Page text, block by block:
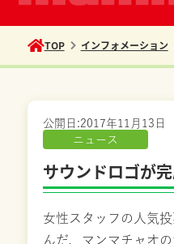
TOP インフォメーション
公開日:2017年11月13日
ニュース
サウンドロゴが完
女性スタッフの人気
んだ、マンマチャオ